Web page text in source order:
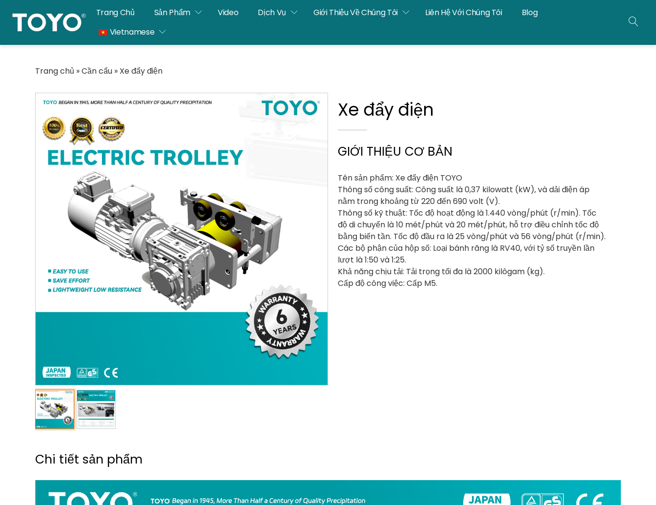
thẳng
nội
Trang Chủ Sản Phẩm Video Dịch Vụ Giới Thiệu Về Chúng Tôi Liên Hệ Với Chúng Tôi
Blog
Vietnamese
Trang chủ »Cần cẩu » Xe đẩy điện
Xe đẩy điện
GIỚI THIỆU CƠ BẢN
Tên sản phẩm: Xe đẩy điện TOYO
Thông số công suất: Công suất là 0,37 kilowatt (kW), và dải điện áp
nằm trong khoảng từ 220 đến 690 volt (V).
Thông số kỹ thuật: Tốc độ hoạt động là 1.440 vòng/phút (r/min). Tốc
độ di chuyển là 10 mét/phút và 20 mét/phút, hỗ trợ điều chỉnh tốc độ
bằng biến tần. Tốc độ đầu ra là 25 vòng/phút và 56 vòng/phút (r/min).
Các bộ phận của hộp số: Loại bánh răng là RV40, với tỷ số truyền lần
lượt là 1:50 và 1:25.
Khả năng chịu tải: Tải trọng tối đa là 2000 kilôgam (kg).
Cấp độ công việc: Cấp M5.
Chi tiết sản phẩm